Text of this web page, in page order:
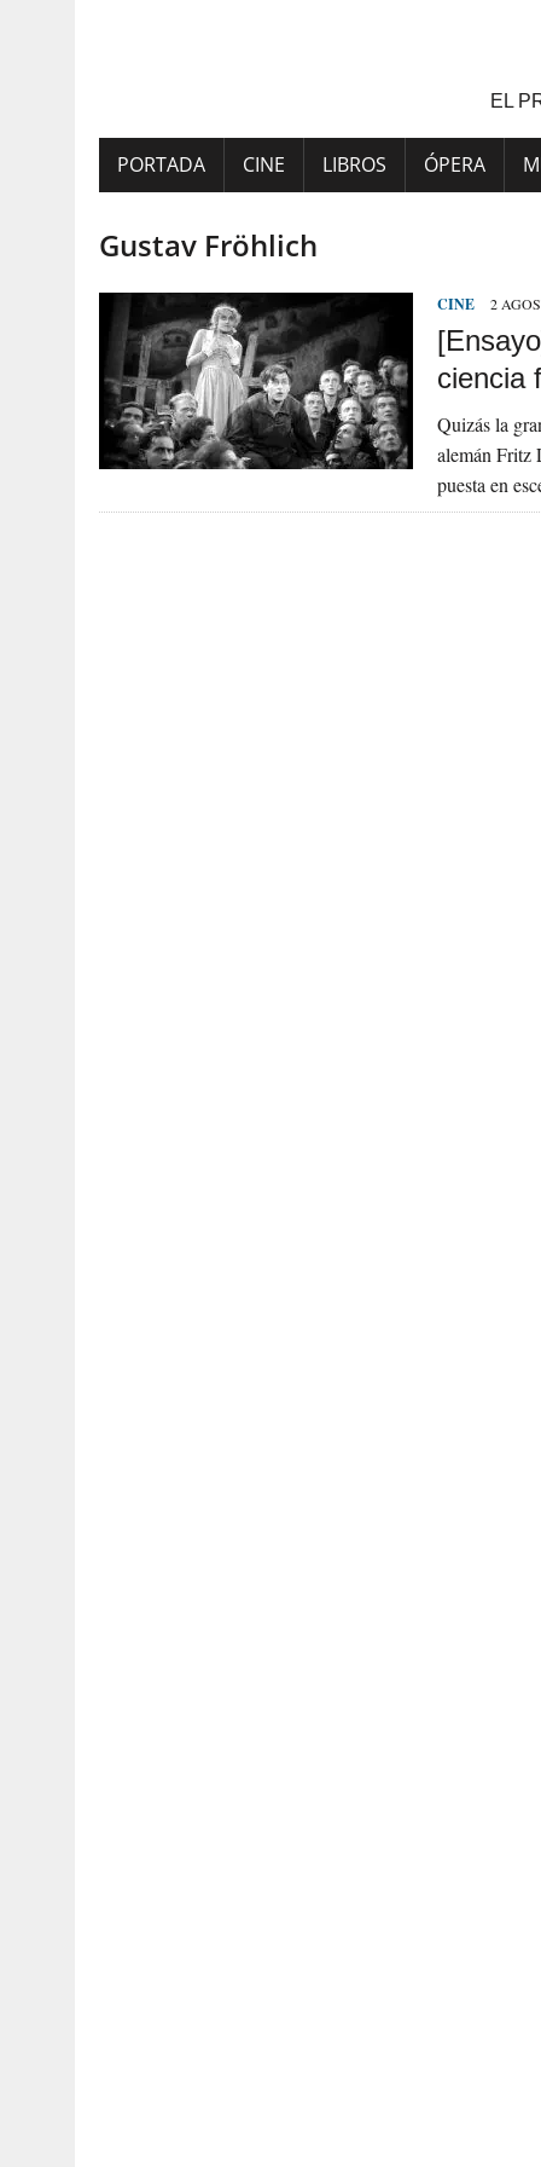
EL
PORTADA CINE LIBROS ÓPERA
Gustav Fröhlich
CINE 2
ciencia
Quizás la
alemán Fritz
puesta en